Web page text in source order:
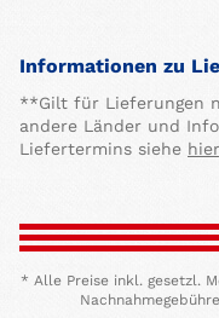
Informationen zu
**Gilt für Lieferungen
andere Länder und
Liefertermins siehe hier
* Alle Preise inkl. gesetzl.